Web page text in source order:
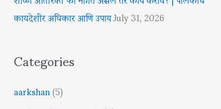
कायदेशीर अधिकार आणि उपायJuly 31, 2026
Categories
aarkshan(5)